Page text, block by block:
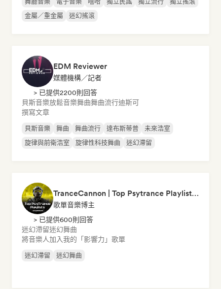
金屬／重金屬
迷幻搖滾
EDM Reviewer
媒體機構／記者
> 已提供2200則回答
貝斯音樂放鬆音樂舞曲舞曲流行迪斯可
撰寫文章
貝斯音樂 舞曲 舞曲流行 達布斯蒂普
未來浩室
旋律與前衛浩室
旋律性科技舞曲 迷幻滯留
TranceCannon | Top Psytrance Playlists Worldwide
歌單音樂博主
> 已提供600則回答
迷幻滯留迷幻舞曲
將音樂人加入我的「影響力」歌單
迷幻滯留 迷幻舞曲